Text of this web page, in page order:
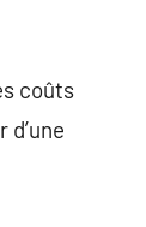
coûts